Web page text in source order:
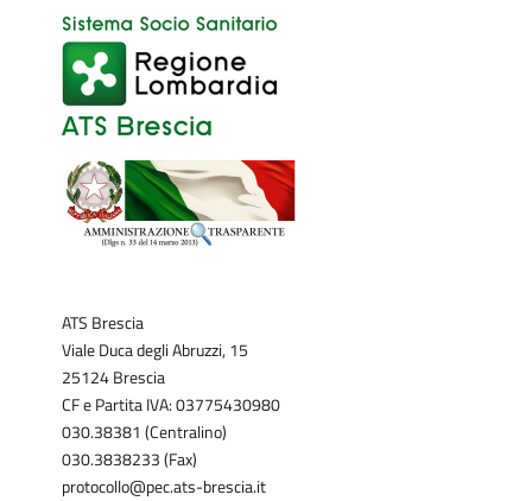
ATS Brescia
Viale Duca degli Abruzzi, 15
25124 Brescia
CF e Partita IVA: 03775430980
030.38381 (Centralino)
030.3838233 (Fax)
protocollo@pec.ats-brescia.it